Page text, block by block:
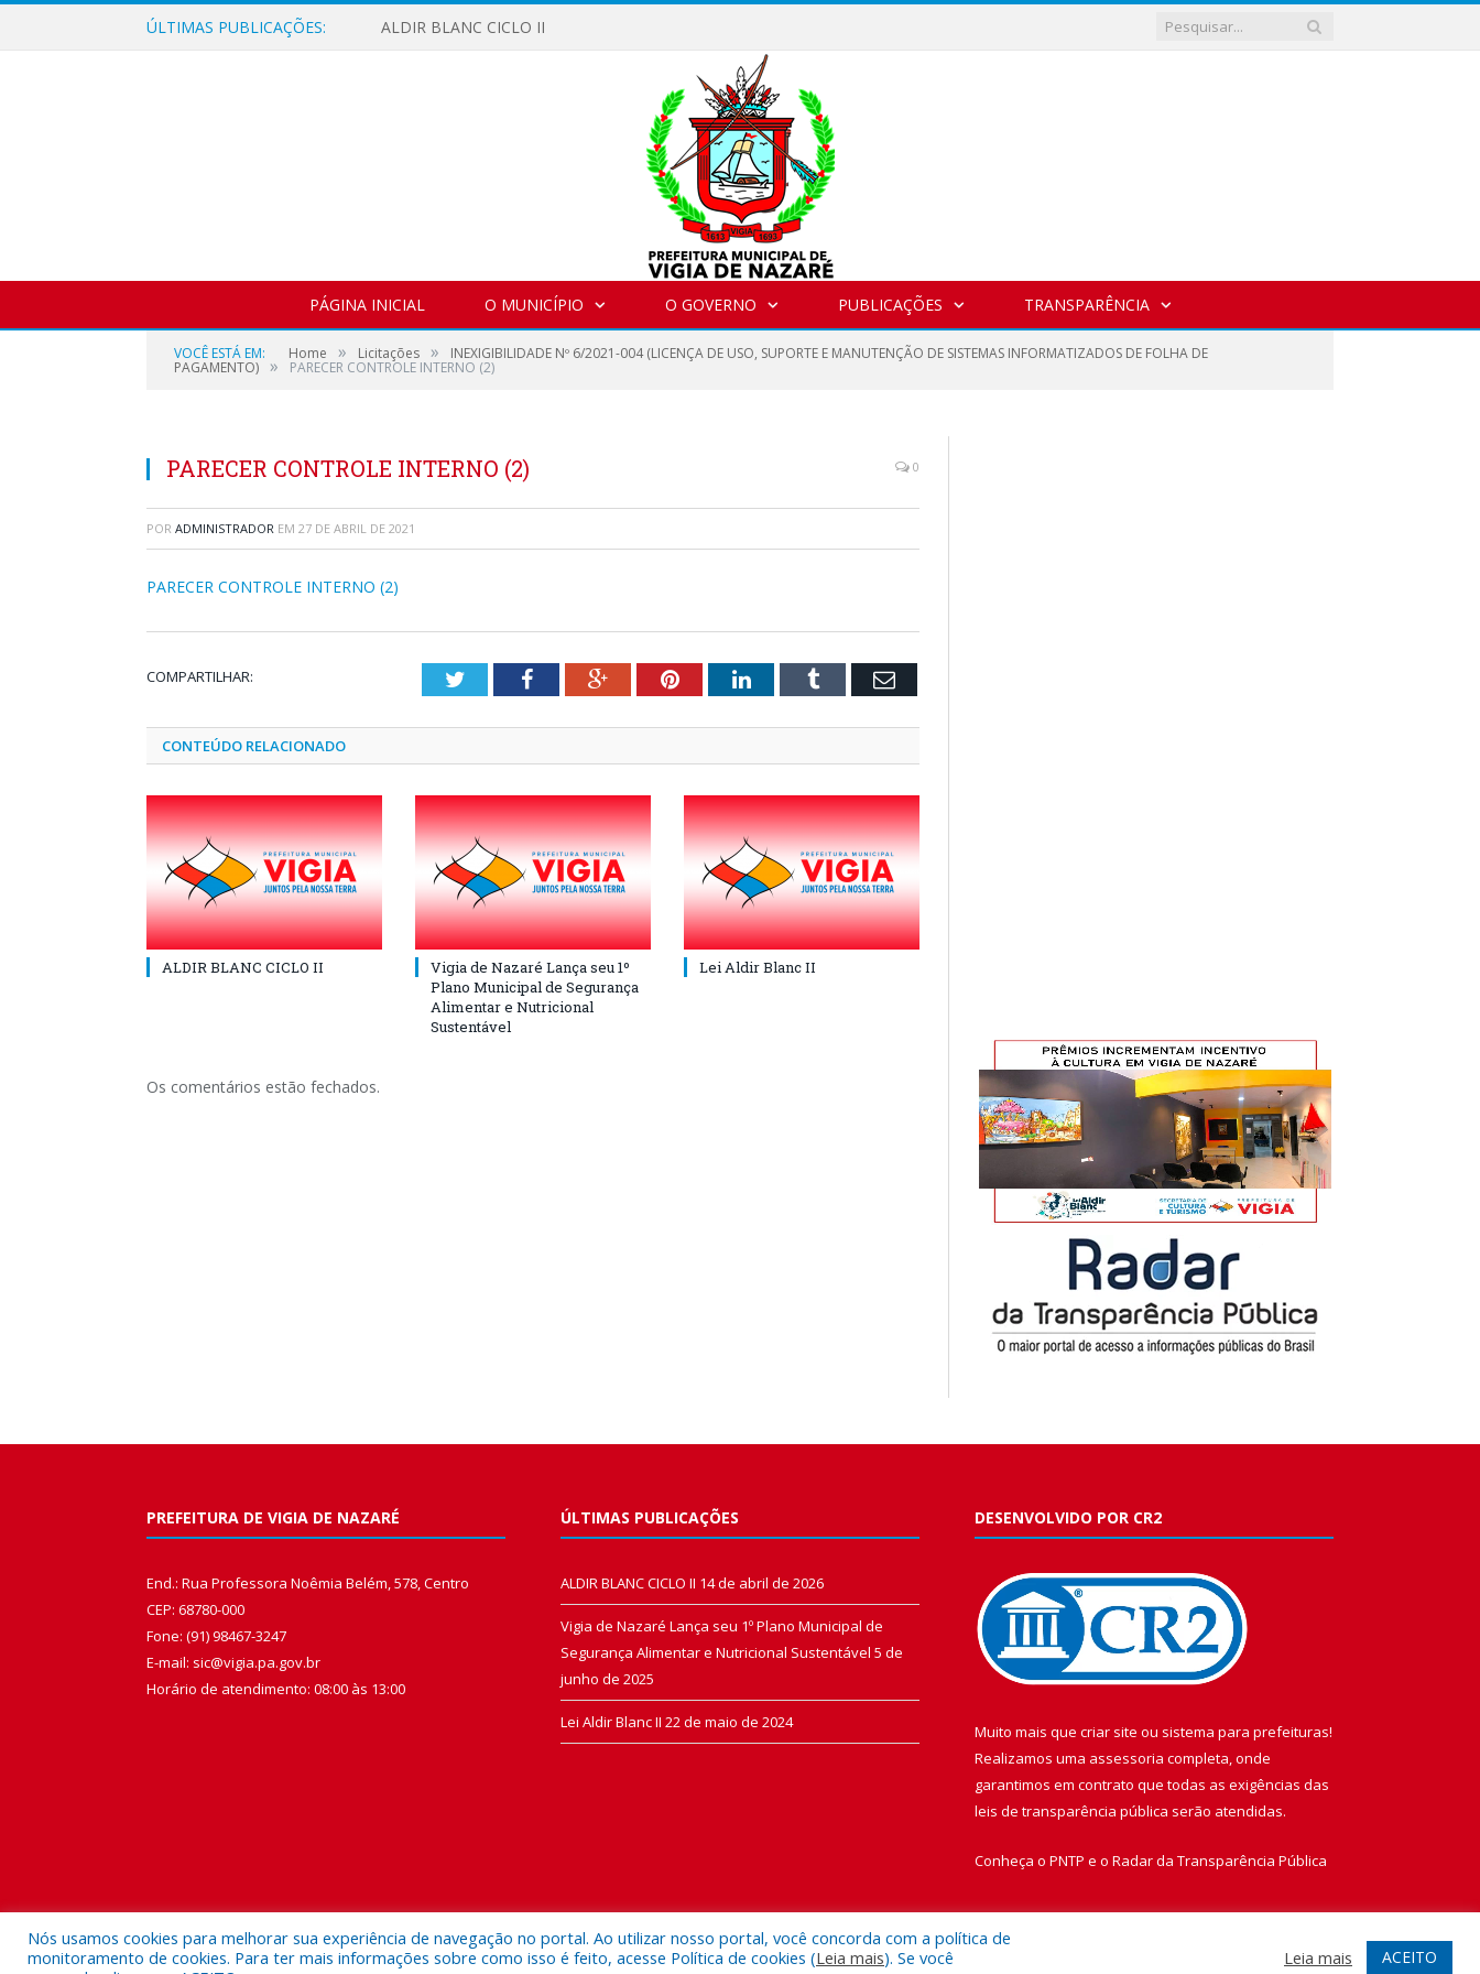
ÚLTIMAS PUBLICAÇÕES: ALDIR BLANC CICLO II
PÁGINA INICIAL O MUNICÍPIO O GOVERNO PUBLICAÇÕES TRANSPARÊNCIA
VOCÊ ESTÁ EM: Home » Licitações » INEXIGIBILIDADE Nº 6/2021-004 (LICENÇA DE USO, SUPORTE E MANUTENÇÃO DE SISTEMAS INFORMATIZADOS DE FOLHA DE
PAGAMENTO) » PARECER CONTROLE INTERNO (2)
PARECER CONTROLE INTERNO (2) 0
POR ADMINISTRADOR EM 27 DE ABRIL DE 2021
PARECER CONTROLE INTERNO (2)
COMPARTILHAR: TwitterFacebookGoogle+PinterestLinkedInTumblr Email
CONTEÚDO RELACIONADO
ALDIR BLANC CICLO II
Vigia de Nazaré Lança seu 1º
Plano Municipal de Segurança
Alimentar e Nutricional
Sustentável
Lei Aldir Blanc II
Os comentários estão fechados.
PREFEITURA DE VIGIA DE NAZARÉ
End.: Rua Professora Noêmia Belém, 578, Centro
CEP: 68780-000
Fone: (91) 98467-3247
E-mail: sic@vigia.pa.gov.br
Horário de atendimento: 08:00 às 13:00
ÚLTIMAS PUBLICAÇÕES
ALDIR BLANC CICLO II 14 de abril de 2026
Vigia de Nazaré Lança seu 1º Plano Municipal de
Segurança Alimentar e Nutricional Sustentável 5 de
junho de 2025
Lei Aldir Blanc II 22 de maio de 2024
DESENVOLVIDO POR CR2
Muito mais que criar site ou sistema para prefeituras!
Realizamos uma assessoria completa, onde
garantimos em contrato que todas as exigências das
leis de transparência pública serão atendidas.
Conheça o PNTP e o Radar da Transparência Pública
Nós usamos cookies para melhorar sua experiência de navegação no portal. Ao utilizar nosso portal, você concorda com a política de
monitoramento de cookies. Para ter mais informações sobre como isso é feito, acesse Política de cookies (Leia mais). Se você
Leia mais ACEITO